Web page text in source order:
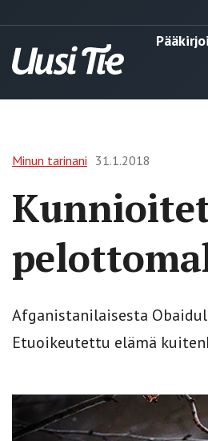
Minun tarinani 31.1.2018
Afganistanilaisesta
Etuoikeutettu elämä